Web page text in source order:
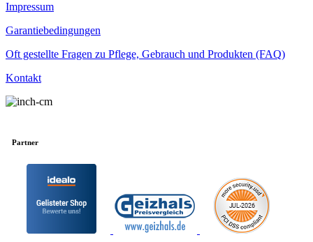
Impressum
Garantiebedingungen
Oft gestellte Fragen zu Pflege, Gebrauch und Produkten (FAQ)
Kontakt
Partner